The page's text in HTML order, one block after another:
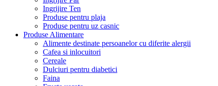
Ingrijire Ten
Produse pentru plaja
Produse pentru uz casnic
Produse Alimentare
Alimente destinate persoanelor cu diferite alergii
Cafea si inlocuitori
Cereale
Dulciuri pentru diabetici
Faina